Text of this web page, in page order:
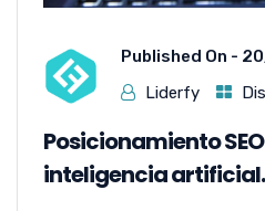
Published On -
Liderfy
Posicionamiento
inteligencia artificial.